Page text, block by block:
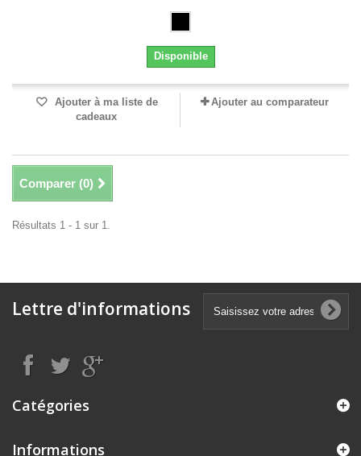
Disponible
Ajouter à ma liste de
cadeaux
Ajouter au comparateur
Comparer (0)
Résultats 1 - 1 sur 1.
Lettre d'informations
Catégories
Informations